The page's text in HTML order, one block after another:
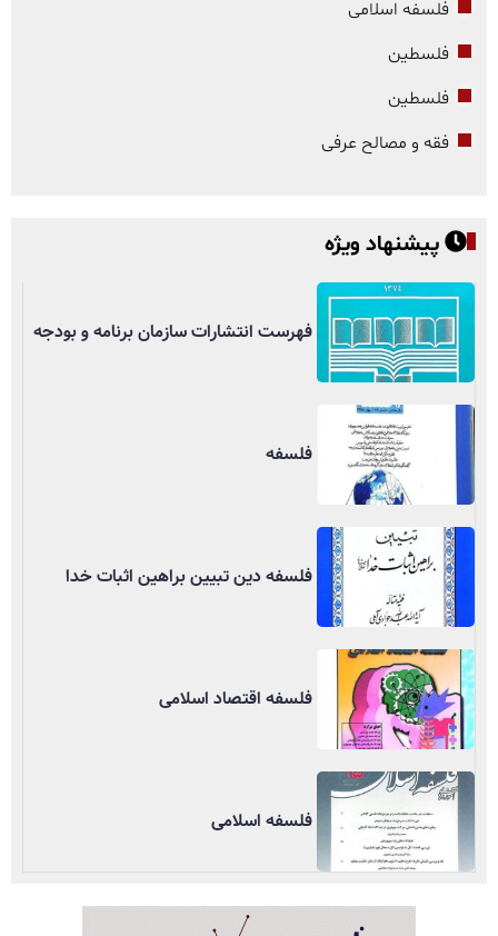
فلسفه اسلامی
فلسطین
فلسطین
فقه و مصالح عرفی
پیشنهاد ویژه
فهرست انتشارات سازمان برنامه و بودجه
فلسفه
فلسفه دین تبیین براهین اثبات خدا
فلسفه اقتصاد اسلامی
فلسفه اسلامی